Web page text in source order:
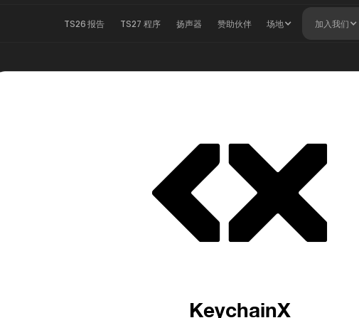
TS26 报告 TS27 程序 扬声器 赞助伙伴 场地 加入我们
KeychainX